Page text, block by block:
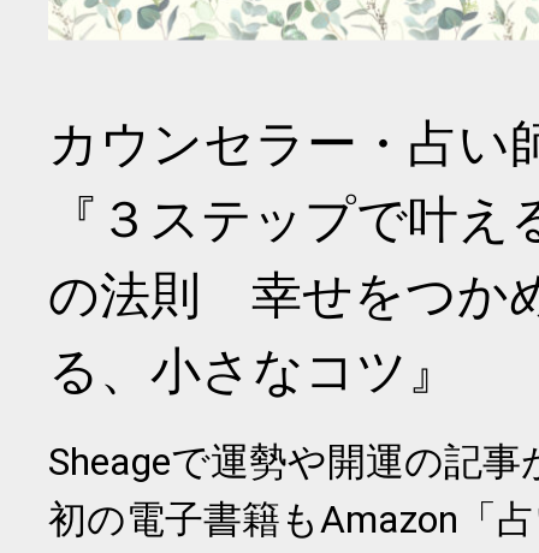
カウンセラー・占い
『３ステップで叶
の法則 幸せをつか
る、小さなコツ』
Sheageで運勢や開運の記
初の電子書籍もAmazon「